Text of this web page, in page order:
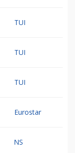
TUI
TUI
TUI
Eurostar
NS